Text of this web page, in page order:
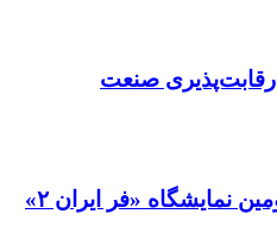
صنعت
تمدید مهلت ثبت‌نام دومین نمایشگاه «فر ایران ۲»